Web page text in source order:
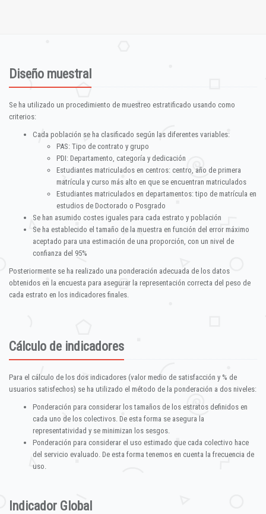
Diseño muestral
Se ha utilizado un procedimiento de muestreo estratificado usando como
criterios:
Cada población se ha clasificado según las diferentes variables:
PAS: Tipo de contrato y grupo
PDI: Departamento, categoría y dedicación
Estudiantes matriculados en centros: centro, año de primera
matrícula y curso más alto en que se encuentran matriculados
Estudiantes matriculados en departamentos: tipo de matrícula en
estudios de Doctorado o Posgrado
Se han asumido costes iguales para cada estrato y población
Se ha establecido el tamaño de la muestra en función del error máximo
aceptado para una estimación de una proporción, con un nivel de
confianza del 95%
Posteriormente se ha realizado una ponderación adecuada de los datos
obtenidos en la encuesta para asegurar la representación correcta del peso de
cada estrato en los indicadores finales.
Cálculo de indicadores
Para el cálculo de los dos indicadores (valor medio de satisfacción y % de
usuarios satisfechos) se ha utilizado el método de la ponderación a dos niveles:
Ponderación para considerar los tamaños de los estratos definidos en
cada uno de los colectivos. De esta forma se asegura la
representatividad y se minimizan los sesgos.
Ponderación para considerar el uso estimado que cada colectivo hace
del servicio evaluado. De esta forma tenemos en cuenta la frecuencia de
uso.
Indicador Global